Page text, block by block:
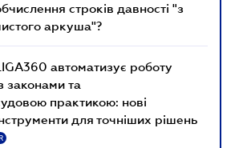
строків давності "з
аркуша"?
автоматизує роботу
законами та
практикою: нові
для точніших рішень